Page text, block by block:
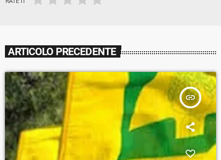
ARTICOLO PRECEDENTE
insert_link